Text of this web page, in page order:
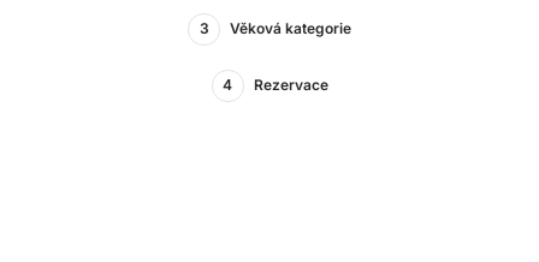
3 Věková kategorie
4 Rezervace